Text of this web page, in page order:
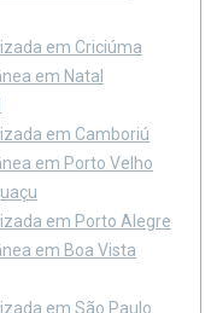
em Criciúma
em Natal
em Camboriú
em Porto Velho
em Porto Alegre
em Boa Vista
em São Paulo